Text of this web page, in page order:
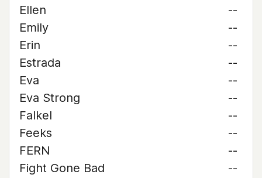
Ellen
--
Emily
--
Erin
--
Estrada
--
Eva
--
Eva Strong
--
Falkel
--
Feeks
--
FERN
--
Fight Gone Bad
--